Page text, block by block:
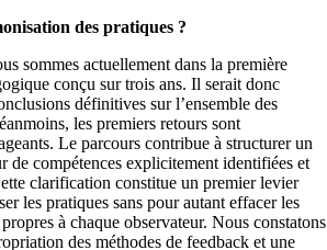
des pratiques ?
sommes actuellement dans la première
conçu sur trois ans. Il serait donc
définitives sur l’ensemble des
les premiers retours sont
Le parcours contribue à structurer un
de compétences explicitement identifiées et
clarification constitue un premier levier
les pratiques sans pour autant effacer les
à chaque observateur. Nous constatons
des méthodes de feedback et une